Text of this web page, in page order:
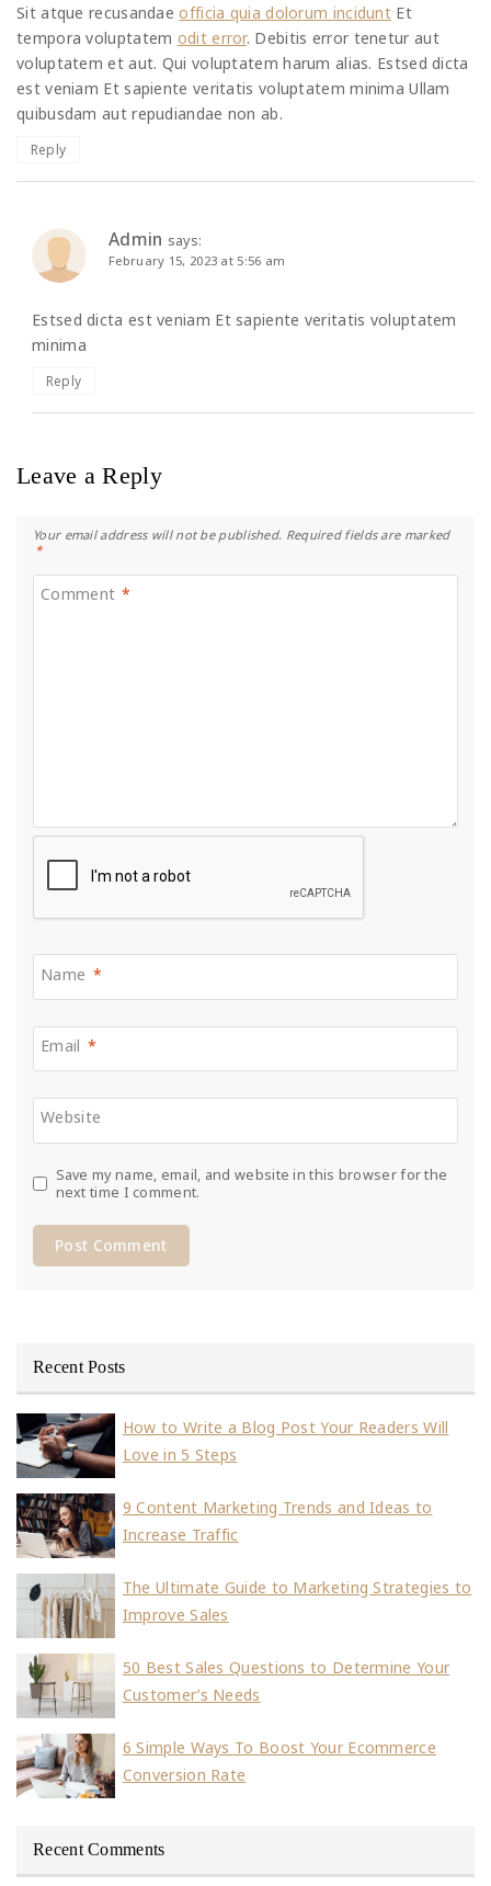
Sit atque recusandaeofficia quia dolorum incidunt Et
tempora voluptatem odit error. Debitis error tenetur aut
voluptatem et aut. Qui voluptatem harum alias. Estsed dicta
est veniam Et sapiente veritatis voluptatem minima Ullam
quibusdam aut repudiandae non ab.
Reply
Admin says:
February 15, 2023 at 5:56 am
Estsed dicta est veniam Et sapiente veritatis voluptatem
minima
Reply
Leave a Reply
Your email address will not be published. Required fields are marked
*
Comment *
Name *
Email *
Website
Save my name, email, and website in this browser for the
next time I comment.
Recent Posts
How to Write a Blog Post Your Readers Will
Love in 5 Steps
9 Content Marketing Trends and Ideas to
Increase Traffic
The Ultimate Guide to Marketing Strategies to
Improve Sales
50 Best Sales Questions to Determine Your
Customer’s Needs
6 Simple Ways To Boost Your Ecommerce
Conversion Rate
Recent Comments